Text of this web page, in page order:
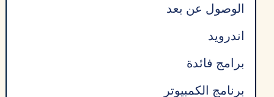
الوصول عن بعد
اندرويد
برامج فائدة
برنامج الكمبيوتر